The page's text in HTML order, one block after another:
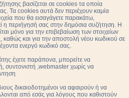
βασίζεται σε cookies τα οποία
Τα cookies αυτά δεν περιέχουν καμία
που θα εισαγάγετε παρακάτω,
η περιήγησή σας στην δημόσια συζήτηση. Η
μόνο για την επιβεβαίωση των στοιχείων
και για την αποστολή νέου κωδικού σε
ενεργό κωδικό σας.
έχετε παράπονα, μπορείτε να
συντονιστή ,webmaster χωρίς να
δικαιοδοτημένοι να αφαιρούν ή να
από εσάς για λόγους που καθιστούν